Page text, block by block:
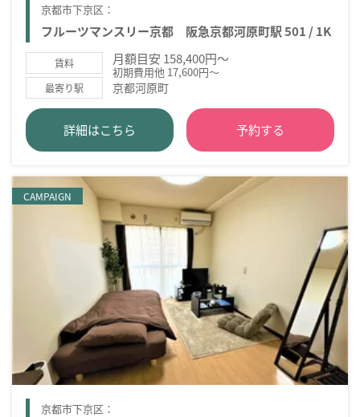
京都市下京区：
フルーツマンスリー京都 阪急京都河原町駅 501 / 1K
賃料 月額目安 158,400円～
初期費用他 17,600円～
最寄り駅 京都河原町
詳細はこちら 予約する
CAMPAIGN
京都市下京区：